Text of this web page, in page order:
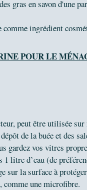
gras en savon d'une
ingrédient
POUR LE
peut être utilisée
de la buée et des
gardez vos vitres
litre d’eau (de
sur la surface à
comme une microfibre.